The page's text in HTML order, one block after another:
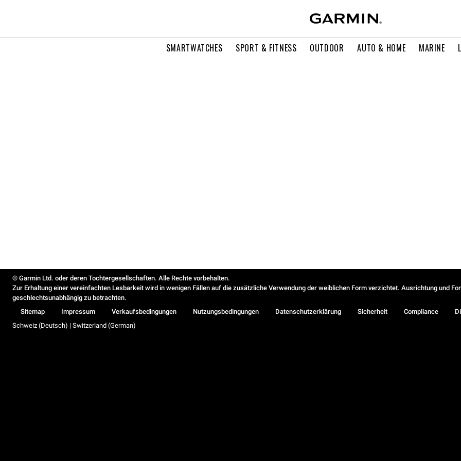
SMARTWATCHES SPORT & FITNESS OUTDOOR AUTO & HOME MARINE
© Garmin Ltd. oder deren Tochtergesellschaften. Alle Rechte vorbehalten.
Zur Erhaltung einer vereinfachten Lesbarkeit wird in wenigen Fällen auf die zusätzliche Verwendung der weiblichen Form verzichtet. Ausrichtung und
geschlechtsunabhängig zu betrachten.
Sitemap
Impressum Verkaufsbedingungen Nutzungsbedingungen Datenschutzerklärung Sicherheit Compliance
Schweiz (Deutsch) | Switzerland (German)